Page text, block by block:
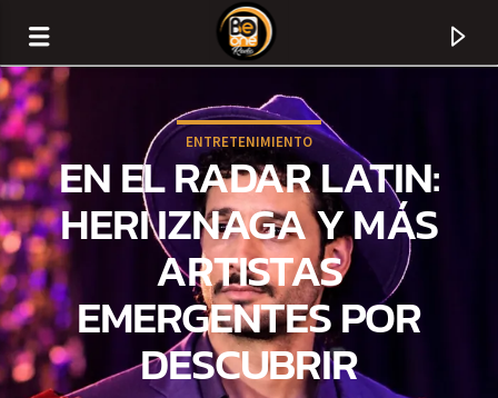
ENTRETENIMIENTO
EN EL RADAR LATIN:
HERI IZNAGA Y MÁS
ARTISTAS
EMERGENTES POR
DESCUBRIR